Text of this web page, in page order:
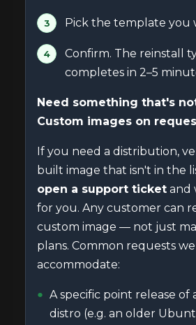
Pick the template you
Confirm. The reinstall
completes in 2–5
Need something that's
Custom images on
If you need a distribution,
built image that isn't in the
open a support ticket and
for you. Any customer can
custom image — not just
plans. Common requests we
accommodate:
A specific point release of
distro (e.g. an older